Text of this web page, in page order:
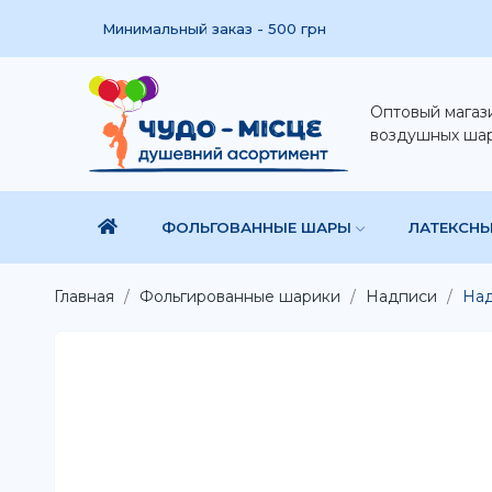
Минимальный заказ - 500 грн
Оптовый
воздушных
ФОЛЬГОВАННЫЕ ШАРЫ
Главная Фольгированные шарики Надписи